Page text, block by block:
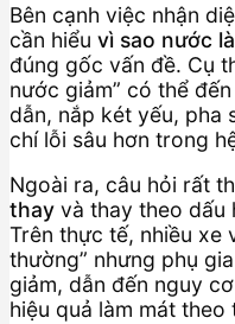
Bên cạnh việc nhận
cần hiểu vì sao nước
đúng gốc vấn đề. Cụ
nước giảm” có thể
dẫn, nắp két yếu, pha
chí lỗi sâu hơn trong
Ngoài ra, câu hỏi rất
thay và thay theo dấu
Trên thực tế, nhiều xe
thường” nhưng phụ
giảm, dẫn đến nguy
hiệu quả làm mát theo